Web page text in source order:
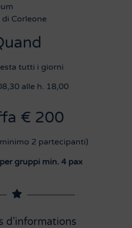
Corleone
tutti i giorni
alle h. 18,00
€ 200
2 partecipanti)
gruppi min. 4 pax
d'informations